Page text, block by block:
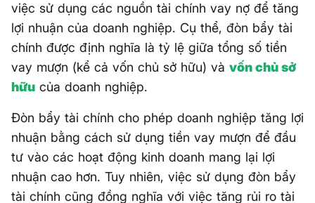
việc sử dụng các nguồn tài chính vay nợ để tăng
lợi nhuận của doanh nghiệp. Cụ thể, đòn bẩy tài
chính được định nghĩa là tỷ lệ giữa tổng số tiền
vay mượn (kể cả vốn chủ sở hữu) và vốn chủ sở
hữu của doanh nghiệp.
Đòn bẩy tài chính cho phép doanh nghiệp tăng lợi
nhuận bằng cách sử dụng tiền vay mượn để đầu
tư vào các hoạt động kinh doanh mang lại lợi
nhuận cao hơn. Tuy nhiên, việc sử dụng đòn bẩy
tài chính cũng đồng nghĩa với việc tăng rủi ro tài